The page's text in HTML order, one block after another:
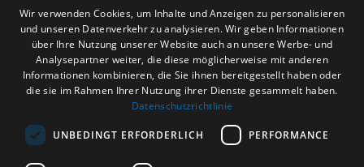
Zertifizierung / Mitgliedschaften
Wir verwenden Cookies, um Inhalte und Anzeigen zu personalisieren
und unseren Datenverkehr zu analysieren. Wir geben Informationen
über Ihre Nutzung unserer Website auch an unsere Werbe- und
Analysepartner weiter, die diese möglicherweise mit anderen
Informationen kombinieren, die Sie ihnen bereitgestellt haben oder
die sie im Rahmen Ihrer Nutzung ihrer Dienste gesammelt haben.
Datenschutzrichtlinie
UNBEDINGT ERFORDERLICH PERFORMANCE